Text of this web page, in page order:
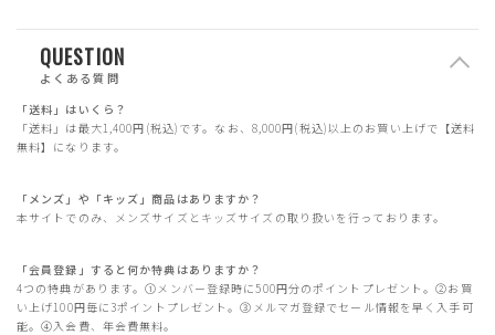
QUESTION
よくある質問
「送料」はいくら？
「送料」は最大1,400円(税込)です。なお、8,000円(税込)以上のお買い上げで【送料
無料】になります。
「メンズ」や「キッズ」商品はありますか？
本サイトでのみ、メンズサイズとキッズサイズの取り扱いを行っております。
「会員登録」すると何か特典はありますか？
4つの特典があります。①メンバー登録時に500円分のポイントプレゼント。②お買
い上げ100円毎に3ポイントプレゼント。③メルマガ登録でセール情報を早く入手可
能。④入会費、年会費無料。